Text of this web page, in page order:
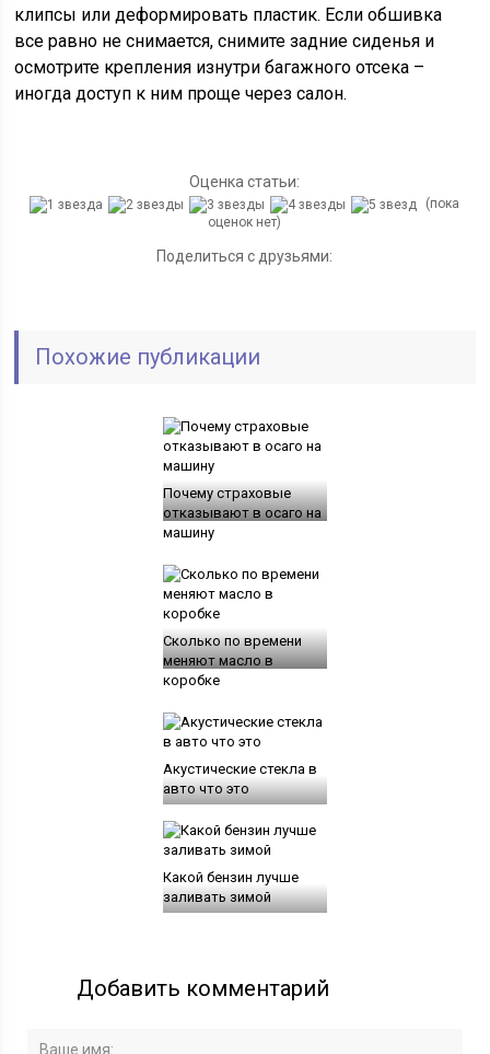
клипсы или деформировать пластик. Если обшивка
все равно не снимается, снимите задние сиденья и
осмотрите крепления изнутри багажного отсека –
иногда доступ к ним проще через салон.
Оценка статьи:
(пока
оценок нет)
Поделиться с друзьями:
Похожие публикации
Почему страховые
отказывают в осаго на
машину
Сколько по времени
меняют масло в
коробке
Акустические стекла в
авто что это
Какой бензин лучше
заливать зимой
Добавить комментарий